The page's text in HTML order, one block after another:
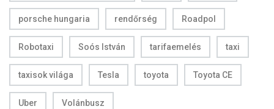
porsche hungaria rendőrség Roadpol
Robotaxi Soós István tarifaemelés taxi
taxisok világa Tesla toyota Toyota CE
Uber Volánbusz